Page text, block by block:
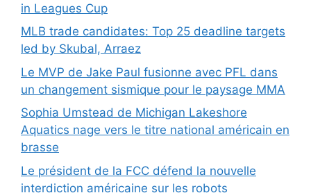
in Leagues Cup
MLB trade candidates: Top 25 deadline targets
led by Skubal, Arraez
Le MVP de Jake Paul fusionne avec PFL dans
un changement sismique pour le paysage MMA
Sophia Umstead de Michigan Lakeshore
Aquatics nage vers le titre national américain en
brasse
Le président de la FCC défend la nouvelle
interdiction américaine sur les robots